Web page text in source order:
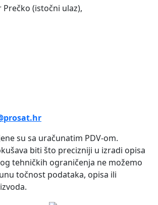
(istočni ulaz),
su sa uračunatim PDV-om.
biti što precizniji u izradi opisa
tehničkih ograničenja ne možemo
točnost podataka, opisa ili